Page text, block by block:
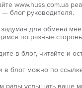
www.huss.com.ua
— блог руководителя.
задуман для обмена
по разные
в блог, читайте и
в блог можно по
рады услышать ваше